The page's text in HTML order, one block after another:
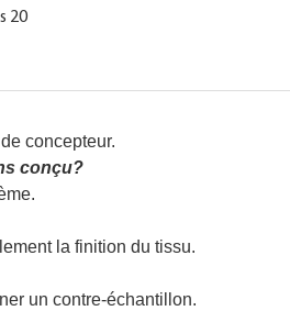
concepteur.
conçu?
la finition du tissu.
un contre-échantillon.